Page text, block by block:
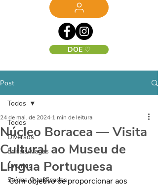
DOE ♡
Post
Todos
Diversos
Editais/Vagas
Eventos
Saídas Qualificadas
Todos
Núcleo Boracea — Visita
Cultural ao Museu de
Língua Portuguesa
24 de mai. de 2024 1 min de leitura
Com objetivo de proporcionar aos